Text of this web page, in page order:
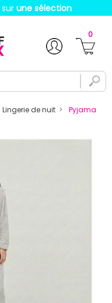
sur une sélection
0
Lingerie de nuit Pyjama